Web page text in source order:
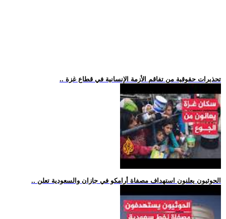
.. تحذيرات حقوقية من تفاقم الأزمة الإنسانية في قطاع غزة
.. الحوثيون يعلنون استهداف مصفاة أرامكو في جازان والسعودية تعلن